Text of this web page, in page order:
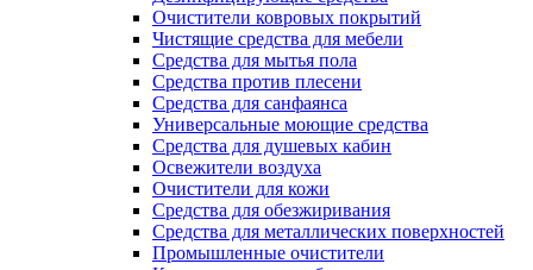
Очистители ковровых покрытий
Чистящие средства для мебели
Средства для мытья пола
Средства против плесени
Средства для санфаянса
Универсальные моющие средства
Средства для душевых кабин
Освежители воздуха
Очистители для кожи
Средства для обезжиривания
Средства для металлических поверхностей
Промышленные очистители